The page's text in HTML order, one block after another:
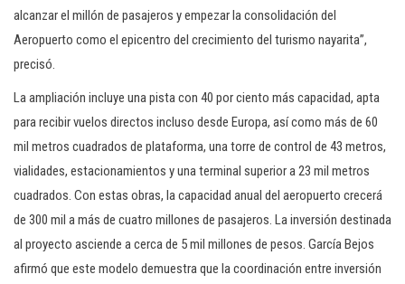
alcanzar el millón de pasajeros y empezar la consolidación del
Aeropuerto como el epicentro del crecimiento del turismo nayarita”,
precisó.
La ampliación incluye una pista con 40 por ciento más capacidad, apta
para recibir vuelos directos incluso desde Europa, así como más de 60
mil metros cuadrados de plataforma, una torre de control de 43 metros,
vialidades, estacionamientos y una terminal superior a 23 mil metros
cuadrados. Con estas obras, la capacidad anual del aeropuerto crecerá
de 300 mil a más de cuatro millones de pasajeros. La inversión destinada
al proyecto asciende a cerca de 5 mil millones de pesos. García Bejos
afirmó que este modelo demuestra que la coordinación entre inversión